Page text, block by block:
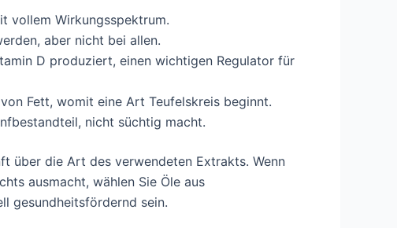
vollem Wirkungsspektrum.
aber nicht bei allen.
D produziert, einen wichtigen Regulator für
Fett, womit eine Art Teufelskreis beginnt.
nicht süchtig macht.
über die Art des verwendeten Extrakts. Wenn
ausmacht, wählen Sie Öle aus
gesundheitsfördernd sein.